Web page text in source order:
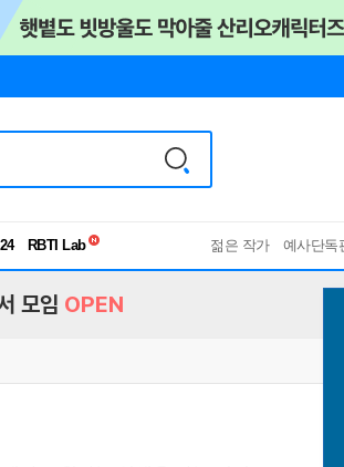
RBTI Lab
독서유형검사
젊은 작가 예사단독
모임 OPEN